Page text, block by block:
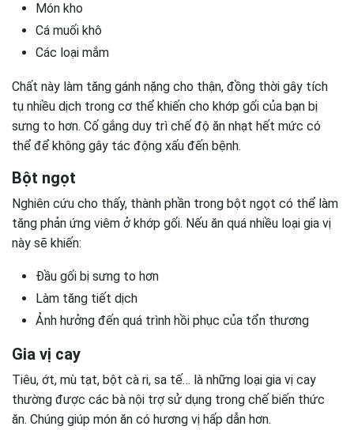
Món kho
Cá muối khô
Các loại mắm
Chất này làm tăng gánh nặng cho thận, đồng thời gây tích
tụ nhiều dịch trong cơ thể khiến cho khớp gối của bạn bị
sưng to hơn. Cố gắng duy trì chế độ ăn nhạt hết mức có
thể để không gây tác động xấu đến bệnh.
Bột ngọt
Nghiên cứu cho thấy, thành phần trong bột ngọt có thể làm
tăng phản ứng viêm ở khớp gối. Nếu ăn quá nhiều loại gia vị
này sẽ khiến:
Đầu gối bị sưng to hơn
Làm tăng tiết dịch
Ảnh hưởng đến quá trình hồi phục của tổn thương
Gia vị cay
Tiêu, ớt, mù tạt, bột cà ri, sa tế… là những loại gia vị cay
thường được các bà nội trợ sử dụng trong chế biến thức
ăn. Chúng giúp món ăn có hương vị hấp dẫn hơn.